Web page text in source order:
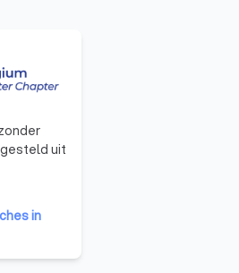
uit
optreden
of privé
de
in